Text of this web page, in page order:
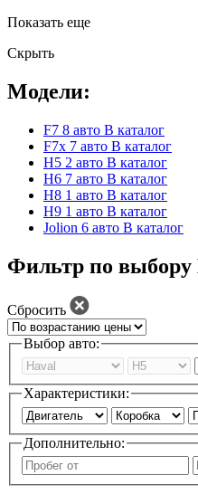
Показать еще
Скрыть
Модели:
F7 8 авто В каталог
F7x 7 авто В каталог
H5 2 авто В каталог
H6 7 авто В каталог
H8 1 авто В каталог
H9 1 авто В каталог
Jolion 6 авто В каталог
Фильтр по выбору
Сбросить
Выбор авто:
Характеристики:
Дополнительно: